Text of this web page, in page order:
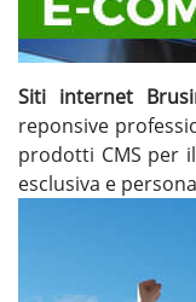
Siti internet
reponsive
prodotti CMS per
esclusiva e